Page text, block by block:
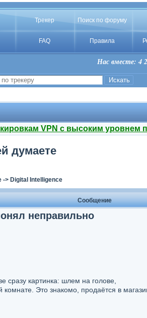
Трекер Поиск по форуму
FAQ Правила
Нас вместе: 4
VPN с высоким уровнем
думаете
-> Digital Intelligence
Сообщение
неправильно
сразу картинка: шлем на голове,
Это знакомо, продаётся в